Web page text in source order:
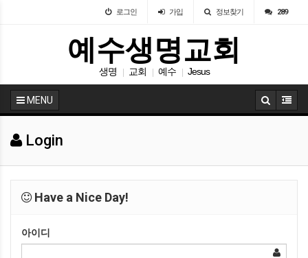
로그인 가입 정보찾기 289
예수생명교회
생명 교회 예수 Jesus
MENU
Login
Have a Nice Day!
아이디